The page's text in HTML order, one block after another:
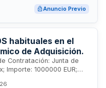
escáneres y
de la
Anuncio Previo
habituales en el
de Adquisición.
Contratación: Junta de
Importe: 1000000 EUR;